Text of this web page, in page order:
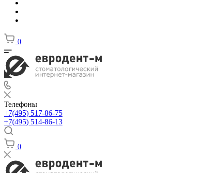
0
Телефоны
+7(495) 517-86-75
+7(495) 514-86-13
0